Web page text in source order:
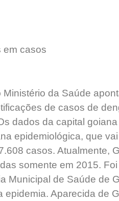
em casos
da Saúde
de casos de
dados da capital
epidemiológica, que
casos. Atualmente,
somente em 2015.
Municipal de Saúde de
epidemia. Aparecida de